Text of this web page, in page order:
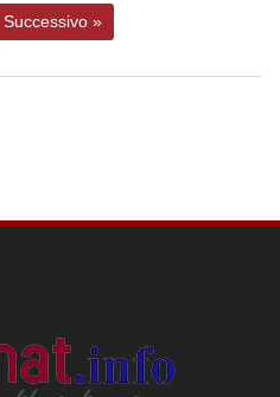
Successivo »